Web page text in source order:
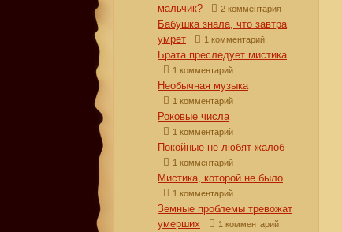
мальчик?
2 комментария
Бабушка знала, что завтра
умрет
1 комментарий
Брата преследует мистика
1 комментарий
Необычная музыка
1 комментарий
Роковые числа
1 комментарий
Покойные не любят жалоб
1 комментарий
Мистика, которой не было
1 комментарий
Земные проблемы тревожат
умерших
1 комментарий